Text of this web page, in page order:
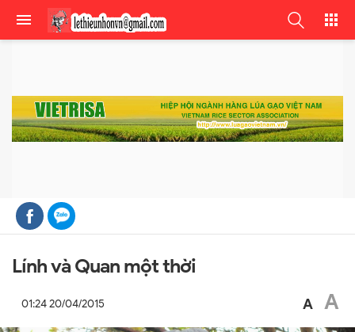
Lính và Quan một thời
01:24 20/04/2015 A A